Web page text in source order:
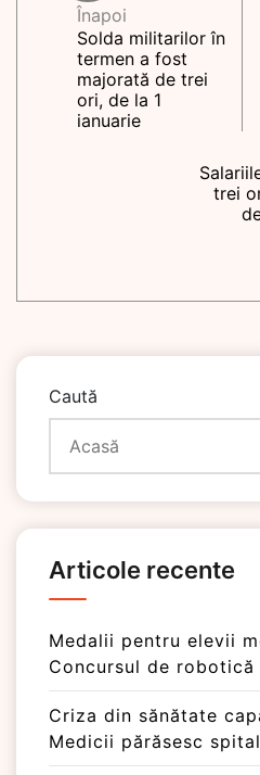
Înapoi
Solda militarilor în
termen a fost
majorată de trei
ori, de la 1
ianuarie
trei
Caută
Articole recente
Medalii pentru elevii
Concursul de robotică
Criza din sănătate
Medicii părăsesc